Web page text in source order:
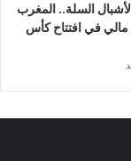
السلة.. المغرب
في افتتاح كأس